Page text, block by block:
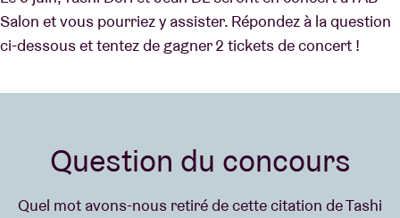
Salon et vous pourriez y assister. Répondez à la question
ci-dessous et tentez de gagner 2 tickets de concert !
Question du concours
Quel mot avons-nous retiré de cette citation de Tashi